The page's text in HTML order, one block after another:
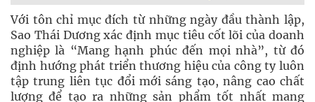
Với tôn chỉ mục đích từ những ngày đầu thành lập,
Sao Thái Dương xác định mục tiêu cốt lõi của doanh
nghiệp là “Mang hạnh phúc đến mọi nhà”, từ đó
định hướng phát triển thương hiệu của công ty luôn
tập trung liên tục đổi mới sáng tạo, nâng cao chất
lượng để tạo ra những sản phẩm tốt nhất mang